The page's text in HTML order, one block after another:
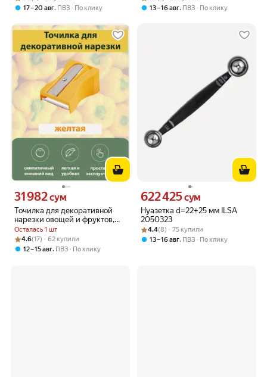
17 – 20 авг, ПВЗ По клику
13 – 16 авг, ПВЗ По клику
Точилка для декоративной
нарезки овощей и фруктов,
прибор для карвинга,
овощечистка желтая
Осталась 1 шт
Цена 31982 сум вместо
31 982сум
Рейтинг товара: 4.6 из 5
Оценок: (17) · 62 купили
4.6(17) · 62 купили
12 – 15 авг, ПВЗ По клику
Нуазетка d=22+25 мм ILSA
2050323
Цена 622425 сум вместо
622 425сум
Рейтинг товара: 4.4 из 5
Оценок: (8) · 75 купили
4.4(8) · 75 купили
13 – 16 авг, ПВЗ По клику